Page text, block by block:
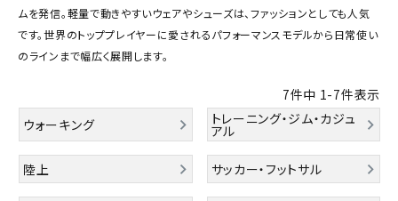
アイテムから選ぶ
SALE品はこちら
INFORMATIOM
ムを発信。軽量で動きやすいウェアやシューズは、ファッションとしても人気
です。世界のトッププレイヤーに愛されるパフォーマンスモデルから日常使い
のラインまで幅広く展開します。
7件中 1-7件表示
ウォーキング
トレーニング・ジム・カジュ
アル
陸上 サッカー・フットサル